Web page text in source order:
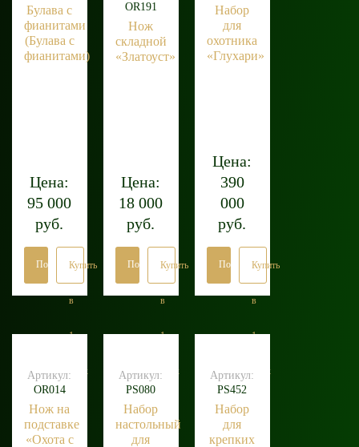
Булава с
фианитами
(Булава с
фианитами)
Цена:
95 000
руб.
ПодробнееКупить
в
1
клик
OR191
Нож
складной
«Златоуст»
Цена:
18 000
руб.
ПодробнееКупить
в
1
клик
Набор
для
охотника
«Глухари»
Цена:
390
000
руб.
ПодробнееКупить
в
1
клик
Артикул:
OR014
Нож на
подставке
«Охота с
Артикул:
PS080
Набор
настольный
для
Артикул:
PS452
Набор
для
крепких